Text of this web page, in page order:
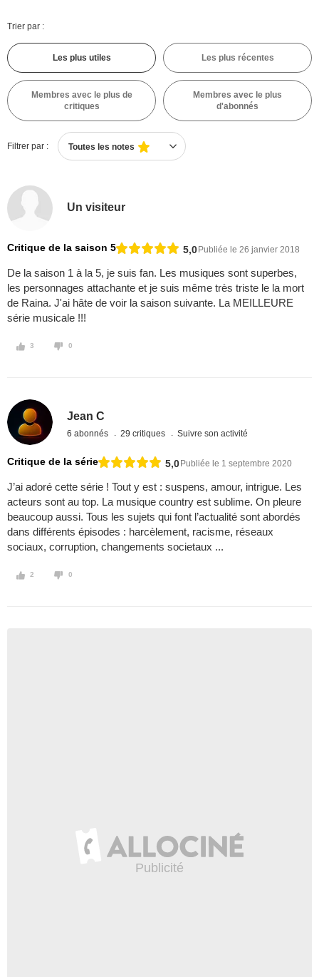
Trier par :
Les plus utiles Les plus récentes
Membres avec le plus de
critiques
Membres avec le plus
d'abonnés
Filtrer par : Toutes les notes
Un visiteur
Critique de la saison 5 5,0Publiée le 26 janvier 2018
De la saison 1 à la 5, je suis fan. Les musiques sont superbes,
les personnages attachante et je suis même très triste le la mort
de Raina. J'ai hâte de voir la saison suivante. La MEILLEURE
série musicale !!!
3 0
Jean C
6 abonnés 29 critiques Suivre son activité
Critique de la série 5,0Publiée le 1 septembre 2020
J’ai adoré cette série ! Tout y est : suspens, amour, intrigue. Les
acteurs sont au top. La musique country est sublime. On pleure
beaucoup aussi. Tous les sujets qui font l’actualité sont abordés
dans différents épisodes : harcèlement, racisme, réseaux
sociaux, corruption, changements societaux ...
2 0